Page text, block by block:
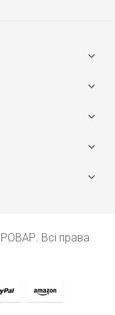





Всі права